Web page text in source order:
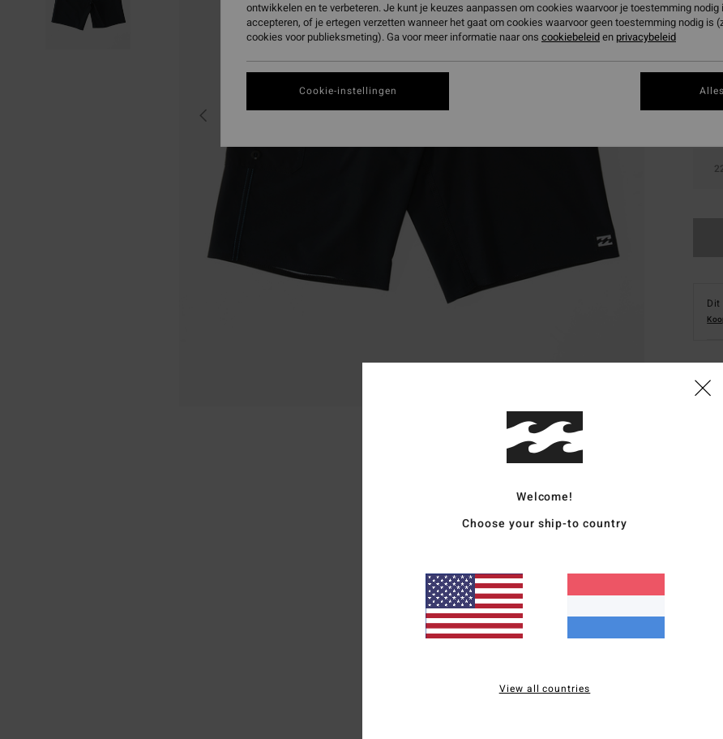
Dit
Welcome!
Choose your ship-to country
View all countries
ontwikkelen en te verbeteren. Je kunt je keuzes aanpassen om cookies waarvoor je toestemming nodig
accepteren, of je ertegen verzetten wanneer het gaat om cookies waarvoor geen toestemming nodig is
cookies voor publieksmeting). Ga voor meer informatie naar ons cookiebeleiden privacybeleid
Cookie-instellingen